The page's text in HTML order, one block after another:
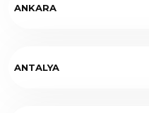
ANKARA
ANTALYA